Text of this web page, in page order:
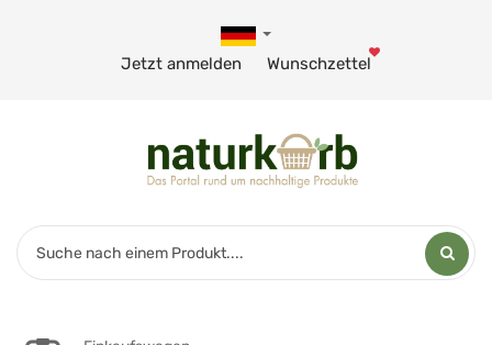
Jetzt anmelden Wunschzettel